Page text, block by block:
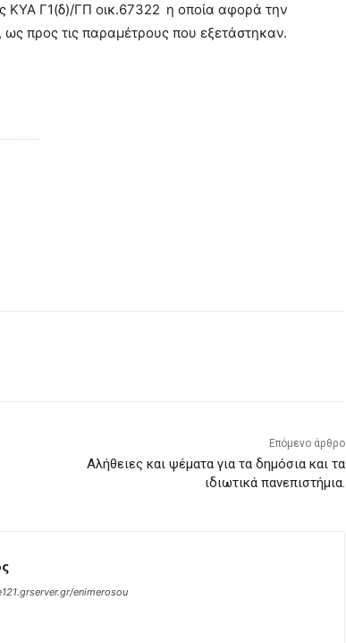
ΚΥΑ Γ1(δ)/ΓΠ οικ.67322 η οποία αφορά την
προς τις παραμέτρους που εξετάστηκαν.
Επόμενο άρθρο
Αλήθειες και ψέματα για τα δημόσια και τα
ιδιωτικά πανεπιστήμια.
enimerosou